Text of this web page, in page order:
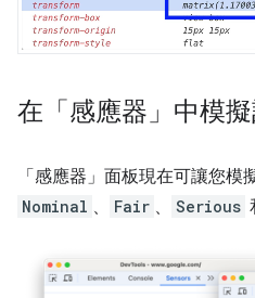
在「感應器」中模
「感應器」 面板現在可讓您模
Nominal 、 Fair 、 Serious